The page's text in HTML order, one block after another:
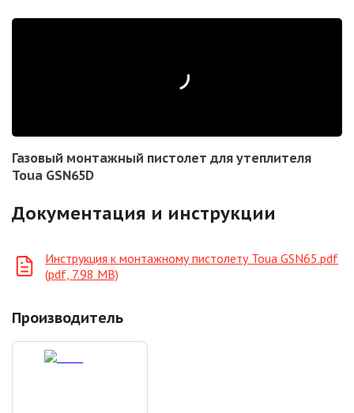
Газовый монтажный пистолет для утеплителя
Toua GSN65D
Документация и инструкции
Инструкция к монтажному пистолету Toua GSN65.pdf
(pdf, 7.98 MB)
Производитель